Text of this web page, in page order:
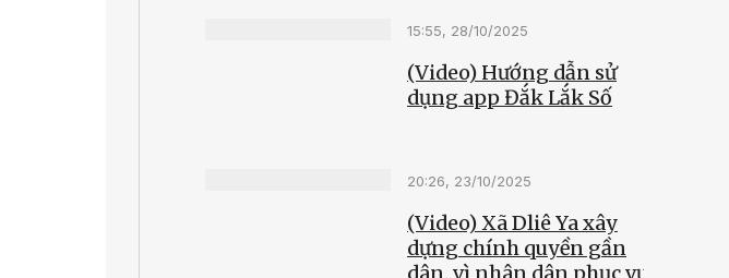
15:55, 28/10/2025
(Video) Hướng dẫn sử
dụng app Đắk Lắk Số
20:26, 23/10/2025
(Video) Xã Dliê Ya xây
dựng chính quyền gần